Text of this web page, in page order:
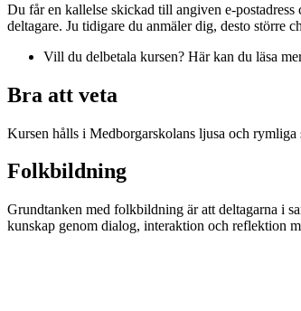
Du får en kallelse skickad till angiven e-
deltagare. Ju tidigare du anmäler dig, desto större
Vill du delbetala kursen? Här kan du läsa
Bra att veta
Kursen hålls i Medborgarskolans ljusa och
Folkbildning
Grundtanken med folkbildning är att deltagarna i
kunskap genom dialog, interaktion och reflektion